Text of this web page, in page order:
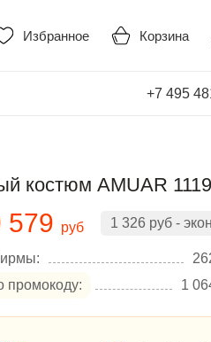
Избранное Корзина
+7 495
костюм AMUAR
579 руб 1 326 руб -
промокоду:
1